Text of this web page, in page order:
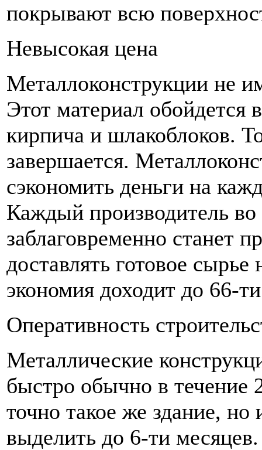
покрывают всю
Невысокая цена
Металлоконструкции не
Этот материал обойдется
кирпича и шлакоблоков.
завершается.
сэкономить деньги на
Каждый производитель
заблаговременно станет
доставлять готовое
экономия доходит до 66-
Оперативность
Металлические
быстро обычно в течение
точно такое же здание, но
выделить до 6-ти